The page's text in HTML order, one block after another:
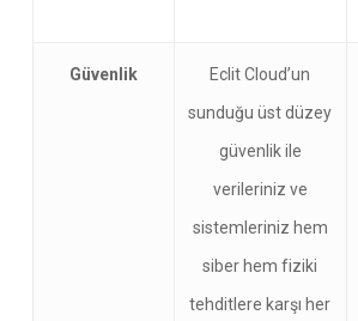
Güvenlik
Eclit Cloud’un
sunduğu üst düzey
güvenlik ile
verileriniz ve
sistemleriniz hem
siber hem fiziki
tehditlere karşı her